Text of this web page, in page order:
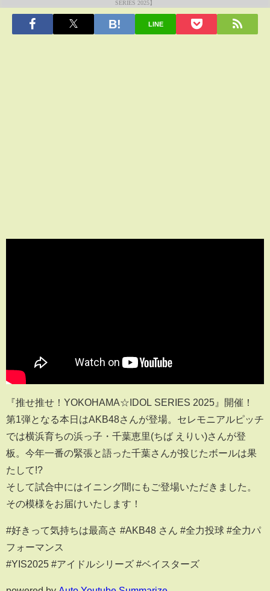
LINE
『推せ推せ！YOKOHAMA☆IDOL SERIES 2025』開催！
第1弾となる本日はAKB48さんが登場。セレモニアルピッチ
では横浜育ちの浜っ子・千葉恵里(ちば えりい)さんが登
板。今年一番の緊張と語った千葉さんが投じたボールは果
たして!?
そして試合中にはイニング間にもご登場いただきました。
その模様をお届けいたします！
#好きって気持ちは最高さ #AKB48 さん #全力投球 #全力パ
フォーマンス
#YIS2025 #アイドルシリーズ #ベイスターズ